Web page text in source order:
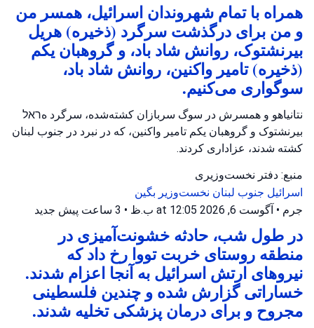
همراه با تمام شهروندان اسرائیل، همسر من
و من برای درگذشت سرگرد (ذخیره) هریل
بیرنشتوک، روانش شاد باد، و گروهبان یکم
(ذخیره) تامیر واکنین، روانش شاد باد،
سوگواری می‌کنیم.
نتانیاهو و همسرش در سوگ سربازان کشته‌شده، سرگرد هראל
بیرنشتوک و گروهبان یکم تامیر واکنین، که در نبرد در جنوب لبنان
کشته شدند، عزاداری کردند.
منبع: دفتر نخست‌وزیری
اسرائیل جنوب لبنان نخست‌وزیر بگین
جرم • آگوست 6, 2026 at 12:05 ب.ظ • 3 ساعت پیش جدید
در طول شب، حادثه خشونت‌آمیزی در
منطقه روستای خربت تووا رخ داد که
نیروهای ارتش اسرائیل به آنجا اعزام شدند.
خساراتی گزارش شده و چندین فلسطینی
مجروح و برای درمان پزشکی تخلیه شدند.